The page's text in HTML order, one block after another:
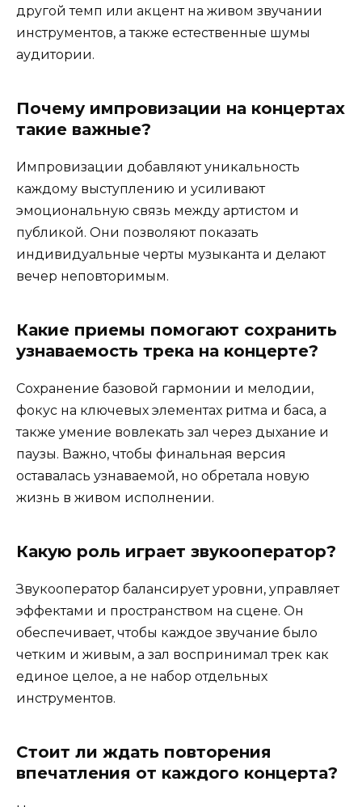
другой темп или акцент на живом звучании
инструментов, а также естественные шумы
аудитории.
Почему импровизации на концертах
такие важные?
Импровизации добавляют уникальность
каждому выступлению и усиливают
эмоциональную связь между артистом и
публикой. Они позволяют показать
индивидуальные черты музыканта и делают
вечер неповторимым.
Какие приемы помогают сохранить
узнаваемость трека на концерте?
Сохранение базовой гармонии и мелодии,
фокус на ключевых элементах ритма и баса, а
также умение вовлекать зал через дыхание и
паузы. Важно, чтобы финальная версия
оставалась узнаваемой, но обретала новую
жизнь в живом исполнении.
Какую роль играет звукооператор?
Звукооператор балансирует уровни, управляет
эффектами и пространством на сцене. Он
обеспечивает, чтобы каждое звучание было
четким и живым, а зал воспринимал трек как
единое целое, а не набор отдельных
инструментов.
Стоит ли ждать повторения
впечатления от каждого концерта?